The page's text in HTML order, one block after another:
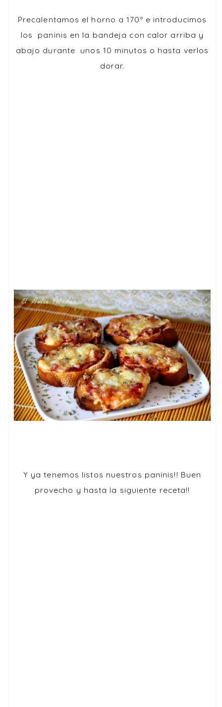
Precalentamos el horno a 170º e introducimos
los paninis en la bandeja con calor arriba y
abajo durante unos 10 minutos o hasta verlos
dorar.
Y ya tenemos listos nuestros paninis!! Buen
provecho y hasta la siguiente receta!!